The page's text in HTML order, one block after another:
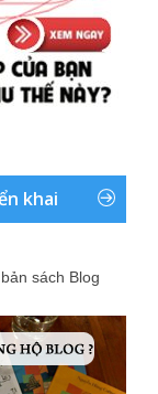
khai
sách Blog